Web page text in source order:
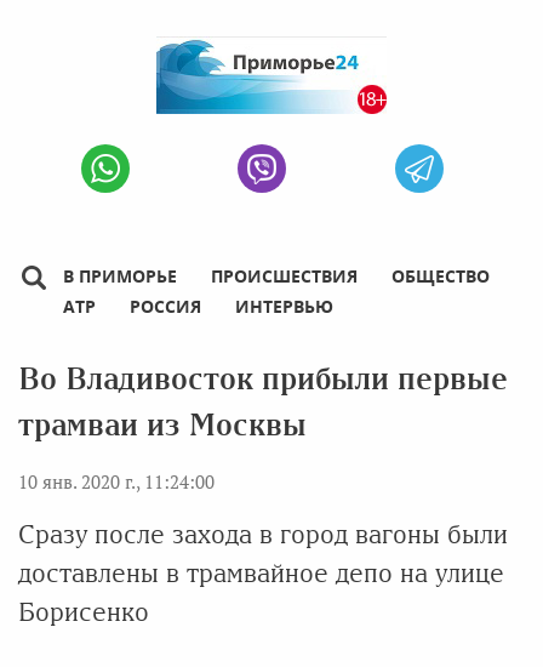
В ПРИМОРЬЕ ПРОИСШЕСТВИЯ
ОБЩЕСТВО
АТР
РОССИЯ ИНТЕРВЬЮ
Во Владивосток прибыли первые
трамваи из Москвы
10 янв. 2020 г., 11:24:00
Сразу после захода в город вагоны были
доставлены в трамвайное депо на улице
Борисенко